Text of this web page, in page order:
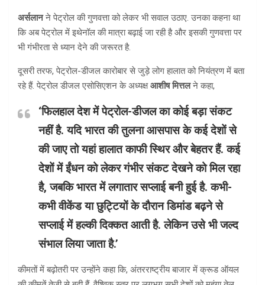
अर्सलानने पेट्रोल की गुणवत्ता को लेकर भी सवाल उठाए. उनका कहना था
कि अब पेट्रोल में इथेनॉल की मात्रा बढ़ाई जा रही है और इसकी गुणवत्ता पर
भी गंभीरता से ध्यान देने की जरूरत है.
दूसरी तरफ, पेट्रोल-डीजल कारोबार से जुड़े लोग हालात को नियंत्रण में बता
रहे हैं. पेट्रोल डीजल एसोसिएशन के अध्यक्षआशीष मित्तलने कहा,
‘फिलहाल देश में पेट्रोल-डीजल का कोई बड़ा संकट
नहीं है. यदि भारत की तुलना आसपास के कई देशों से
की जाए तो यहां हालात काफी स्थिर और बेहतर हैं. कई
देशों में ईंधन को लेकर गंभीर संकट देखने को मिल रहा
है, जबकि भारत में लगातार सप्लाई बनी हुई है. कभी-
कभी वीकेंड या छुट्टियों के दौरान डिमांड बढ़ने से
सप्लाई में हल्की दिक्कत आती है. लेकिन उसे भी जल्द
संभाल लिया जाता है.’
कीमतों में बढ़ोतरी पर उन्होंने कहा कि, अंतरराष्ट्रीय बाजार में क्रूड ऑयल